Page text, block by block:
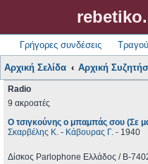
Γρήγορες συνδέσεις
Αρχική Σελίδα Αρχική
Radio
9 ακροατές
Ο τσιγκούνης ο μπαμπάς σου (Σε
Σκαρβέλης Κ. - Κάβουρας Γ. - 1940
Δίσκος Parlophone Ελλάδος / B-